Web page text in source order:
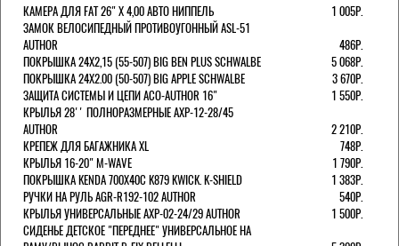
КАМЕРА ДЛЯ FAT 26" X 4,00 АВТО НИППЕЛЬ
1 005Р.
ЗАМОК ВЕЛОСИПЕДНЫЙ ПРОТИВОУГОННЫЙ ASL-51
AUTHOR
486Р.
ПОКРЫШКА 24X2,15 (55-507) BIG BEN PLUS SCHWALBE
5 068Р.
ПОКРЫШКА 24X2.00 (50-507) BIG APPLE SCHWALBE
3 670Р.
ЗАЩИТА СИСТЕМЫ И ЦЕПИ ACO-AUTHOR 16"
1 550Р.
КРЫЛЬЯ 28'' ПОЛНОРАЗМЕРНЫЕ AXP-12-28/45
AUTHOR
2 210Р.
КРЕПЕЖ ДЛЯ БАГАЖНИКА XL
748Р.
КРЫЛЬЯ 16-20" M-WAVE
1 790Р.
ПОКРЫШКА KENDA 700Х40С K879 KWICK. K-SHIELD
1 383Р.
РУЧКИ НА РУЛЬ AGR-R192-102 AUTHOR
540Р.
КРЫЛЬЯ УНИВЕРСАЛЬНЫЕ AXP-02-24/29 AUTHOR
1 500Р.
СИДЕНЬЕ ДЕТСКОЕ "ПЕРЕДНЕЕ" УНИВЕРСАЛЬНОЕ НА